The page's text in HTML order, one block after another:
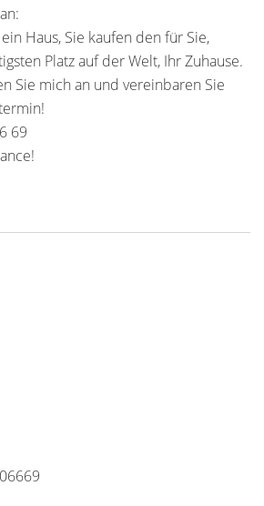
Haus, Sie kaufen den für Sie,
Platz auf der Welt, Ihr Zuhause.
Sie mich an und vereinbaren Sie
69